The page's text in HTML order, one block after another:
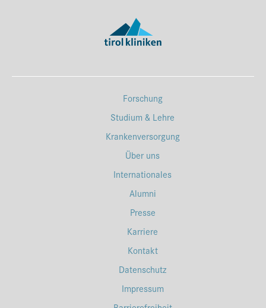
Forschung
Studium & Lehre
Krankenversorgung
Über uns
Internationales
Alumni
Presse
Karriere
Kontakt
Datenschutz
Impressum